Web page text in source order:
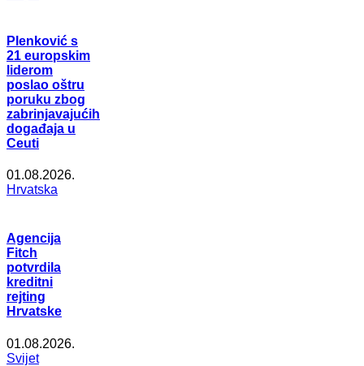
Plenković s
21 europskim
liderom
poslao oštru
poruku zbog
zabrinjavajućih
događaja u
Ceuti
01.08.2026.
Hrvatska
Agencija
Fitch
potvrdila
kreditni
rejting
Hrvatske
01.08.2026.
Svijet